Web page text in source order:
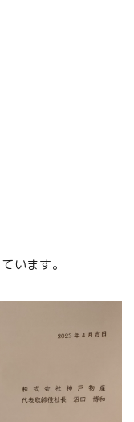
います。